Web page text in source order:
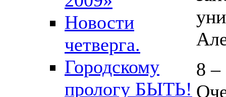
Новости
четверга.
Городскому
прологу БЫТЬ!
8 –